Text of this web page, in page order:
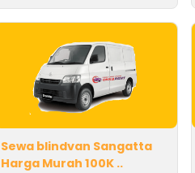
Sewa blindvan Sangatta
Harga Murah 100K ..